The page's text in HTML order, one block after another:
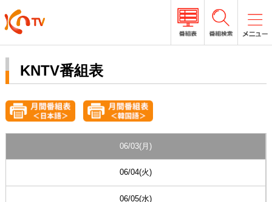
KNTV番組表
06/03(月)
06/04(火)
06/05(水)